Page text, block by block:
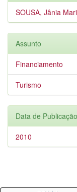
SOUSA, Jânia
Assunto
Financiamento
Turismo
Data de Publicação
2010